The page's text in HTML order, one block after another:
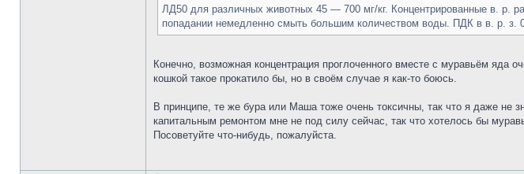
ЛД50 для различных животных 45 — 700 мг/кг. Концентрированные в. р.
попадании немедленно смыть большим количеством воды. ПДК в в. р. з.
Конечно, возможная концентрация проглоченного вместе с муравьём
кошкой такое прокатило бы, но в своём случае я как-то боюсь.
В принципе, те же бура или Маша тоже очень токсичны, так что я даже не
капитальным ремонтом мне не под силу сейчас, так что хотелось бы
Посоветуйте что-нибудь, пожалуйста.